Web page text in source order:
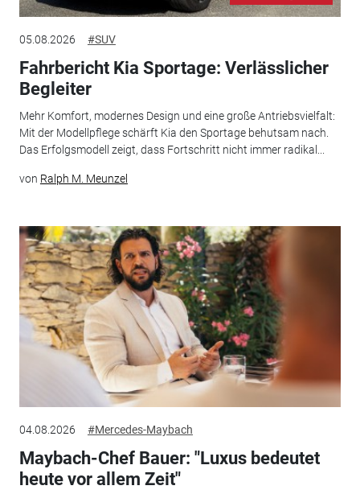
05.08.2026 #SUV
Fahrbericht Kia Sportage: Verlässlicher
Begleiter
Mehr Komfort, modernes Design und eine große Antriebsvielfalt:
Mit der Modellpflege schärft Kia den Sportage behutsam nach.
Das Erfolgsmodell zeigt, dass Fortschritt nicht immer radikal...
von Ralph M. Meunzel
04.08.2026 #Mercedes-Maybach
Maybach-Chef Bauer: "Luxus bedeutet
heute vor allem Zeit"